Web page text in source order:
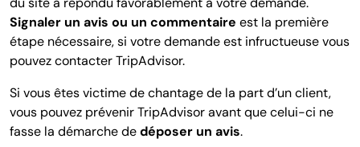
Signaler un avis ou un commentaire est la première
étape nécessaire, si votre demande est infructueuse vous
pouvez contacter TripAdvisor.
Si vous êtes victime de chantage de la part d’un client,
vous pouvez prévenir TripAdvisor avant que celui-ci ne
fasse la démarche dedéposer un avis.